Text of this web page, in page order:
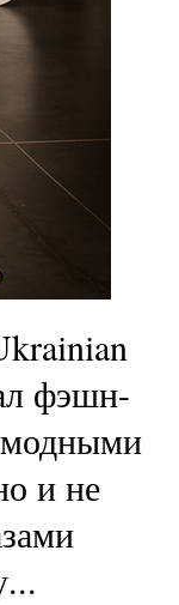
фэшн-
модными
и не